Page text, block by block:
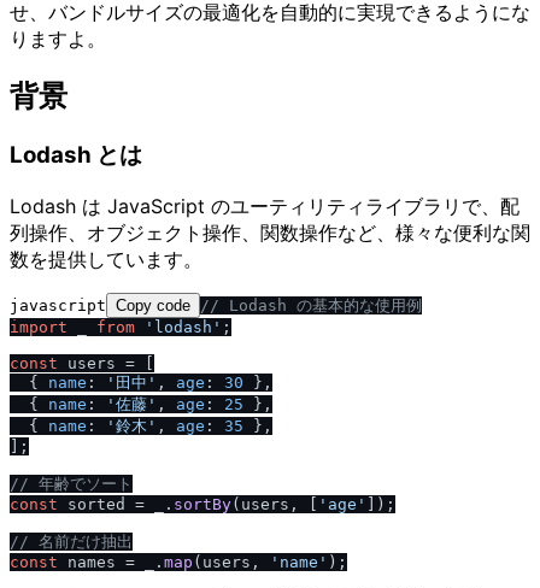
せ、バンドルサイズの最適化を自動的に実現できるようにな
りますよ。
背景
Lodash とは
Lodash は JavaScript のユーティリティライブラリで、配
列操作、オブジェクト操作、関数操作など、様々な便利な関
数を提供しています。
javascript Copy code / / Lodash の基本的な使用例
import
from 'lodash' ;
const users = [
  {
name : '田中' , age : 30 },
  {
name : '佐藤' , age : 25 },
  {
name : '鈴木' , age : 35 },
];
/ / 年齢でソート
const sorted = _. sortBy(users, [ 'age' ]);
/ / 名前だけ抽出
const names = _. map (users, 'name'